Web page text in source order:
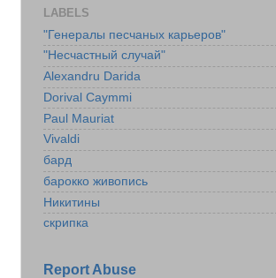
LABELS
"Генералы песчаных карьеров"
"Несчастный случай"
Alexandru Darida
Dorival Caymmi
Paul Mauriat
Vivaldi
бард
барокко живопись
Никитины
скрипка
Report Abuse